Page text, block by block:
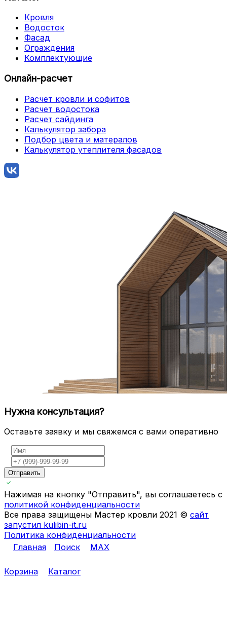
Кровля
Водосток
Фасад
Ограждения
Комплектующие
Онлайн-расчет
Расчет кровли и софитов
Расчет водостока
Расчет сайдинга
Калькулятор забора
Подбор цвета и матералов
Калькулятор утеплителя фасадов
Нужна консультация?
Оставьте заявку и мы свяжемся с вами оперативно
Отправить
Нажимая на кнопку "Отправить", вы соглашаетесь с
политикой конфиденциальности
Все права защищены Мастер кровли 2021 © сайт
запустил kulibin-it.ru
Политика конфиденциальности
Главная
Поиск MAX
Корзина Каталог